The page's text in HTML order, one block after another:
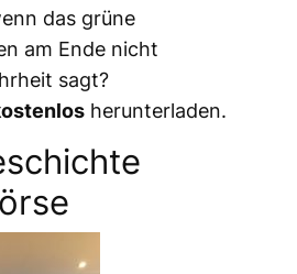
das grüne
am Ende nicht
sagt?
herunterladen.